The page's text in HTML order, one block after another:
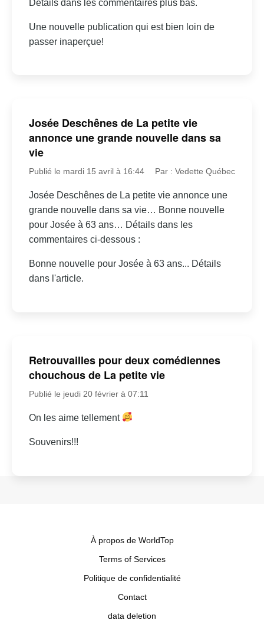
Détails dans les commentaires plus bas.
Une nouvelle publication qui est bien loin de
passer inaperçue!
Josée Deschênes de La petite vie
annonce une grande nouvelle dans sa
vie
Publié le mardi 15 avril à 16:44 Par : Vedette Québec
Josée Deschênes de La petite vie annonce une
grande nouvelle dans sa vie… Bonne nouvelle
pour Josée à 63 ans… Détails dans les
commentaires ci-dessous :
Bonne nouvelle pour Josée à 63 ans... Détails
dans l'article.
Retrouvailles pour deux comédiennes
chouchous de La petite vie
Publié le jeudi 20 février à 07:11
On les aime tellement
Souvenirs!!!
À propos de WorldTop
Terms of Services
Politique de confidentialité
Contact
data deletion